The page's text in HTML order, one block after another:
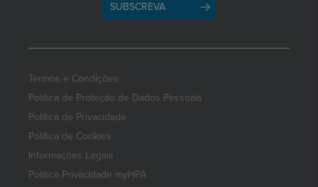
SUBSCREVA
Termos e Condições
Política de Proteção de Dados Pessoais
Política de Privacidade
Política de Cookies
Informações Legais
Politica Privacidade myHPA